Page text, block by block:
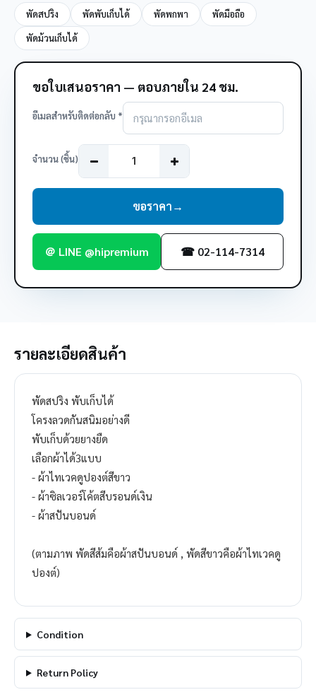
พัดสปริง พัดพับเก็บได้ พัดพกพา
พัดมือถือ
พัดม้วนเก็บได้
ขอใบเสนอราคา — ตอบภายใน 24 ชม.
อีเมลสำหรับติดต่อกลับ *
จำนวน (ชิ้น)
ขอราคา→
＠ LINE @hipremium ☎ 02-114-7314
รายละเอียดสินค้า
พัดสปริง พับเก็บได้
โครงลวดกันสนิมอย่างดี
พับเก็บด้วยยางยืด
เลือกผ้าได้3แบบ
- ผ้าไทเวคดูปองต์สีขาว
- ผ้าซิลเวอร์โค้ตสีบรอนด์เงิน
- ผ้าสปันบอนด์
(ตามภาพ พัดสีส้มคือผ้าสปันบอนด์ , พัดสีขาวคือผ้าไทเวคดู
ปองต์)
Condition
Return Policy